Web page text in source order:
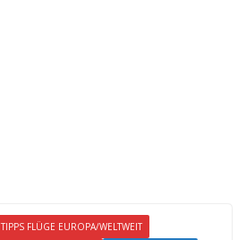
TIPPS FLÜGE EUROPA/WELTWEIT